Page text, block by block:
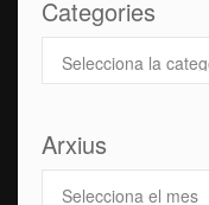
Categories
Arxius